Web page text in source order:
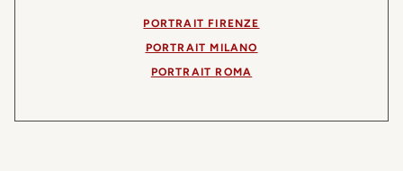
PORTRAIT FIRENZE
PORTRAIT MILANO
PORTRAIT ROMA